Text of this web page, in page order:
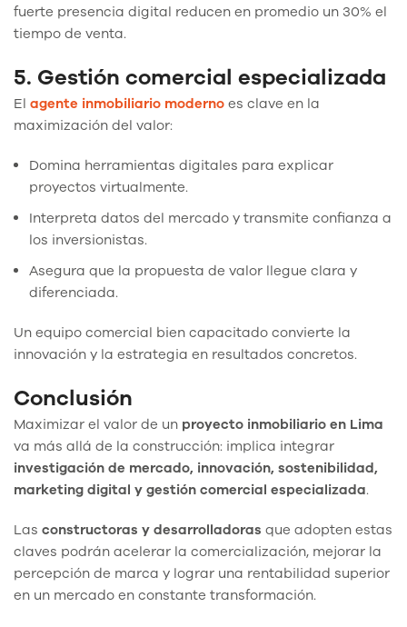
fuerte presencia digital reducen en promedio un 30% el
tiempo de venta.
5. Gestión comercial especializada
El agente inmobiliario moderno es clave en la
maximización del valor:
Domina herramientas digitales para explicar
proyectos virtualmente.
Interpreta datos del mercado y transmite confianza a
los inversionistas.
Asegura que la propuesta de valor llegue clara y
diferenciada.
Un equipo comercial bien capacitado convierte la
innovación y la estrategia en resultados concretos.
Conclusión
Maximizar el valor de un proyecto inmobiliario en Lima
va más allá de la construcción: implica integrar
investigación de mercado, innovación, sostenibilidad,
marketing digital y gestión comercial especializada.
Las constructoras y desarrolladoras que adopten estas
claves podrán acelerar la comercialización, mejorar la
percepción de marca y lograr una rentabilidad superior
en un mercado en constante transformación.